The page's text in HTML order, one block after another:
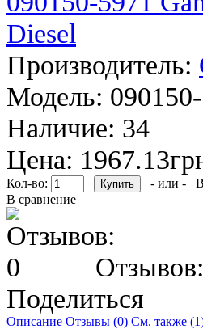
Производитель:
Модель:
Наличие: 34
Цена:
Кол-во: - или -
В сравнение
Поделиться
Описание Отзывы (0) См. также